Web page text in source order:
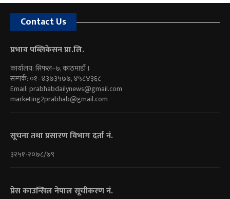
Contact Us
प्रभाव पब्लिकेसन प्रा.लि.
कार्यालय: सिफल–७, काठमाडौं ।
सम्पर्क: ०१–४३७३५७७, ४५८४३६८
Email:prabhabdailynews@gmail.com
marketing2prabhab@gmail.com
सूचना तथा प्रसारण विभाग दर्ता नं.
३२५१-२०७८/७९
प्रेस काउन्सिल नेपाल सूचीकरण नं.